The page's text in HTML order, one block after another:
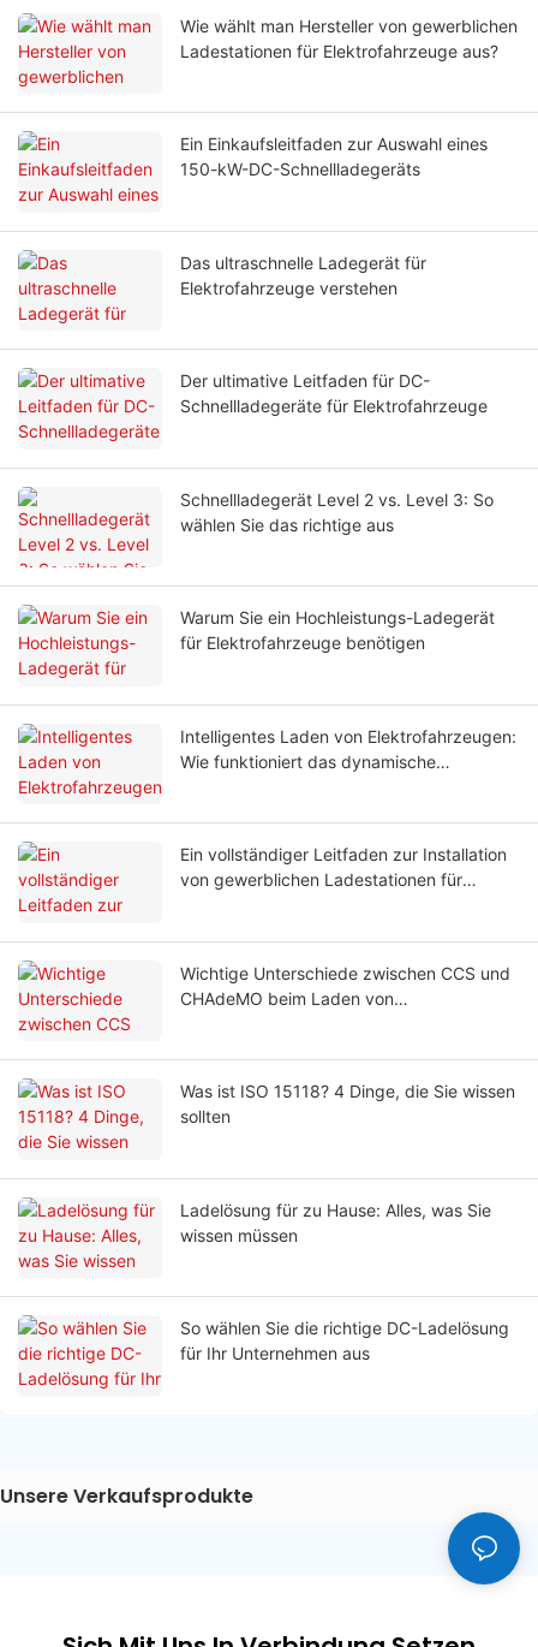
Wie wählt man Hersteller von gewerblichen
Ladestationen für Elektrofahrzeuge aus?
Ein Einkaufsleitfaden zur Auswahl eines
150-kW-DC-Schnellladegeräts
Das ultraschnelle Ladegerät für
Elektrofahrzeuge verstehen
Der ultimative Leitfaden für DC-
Schnellladegeräte für Elektrofahrzeuge
Schnellladegerät Level 2 vs. Level 3: So
wählen Sie das richtige aus
Warum Sie ein Hochleistungs-Ladegerät
für Elektrofahrzeuge benötigen
Intelligentes Laden von Elektrofahrzeugen:
Wie funktioniert das dynamische
Ein vollständiger Leitfaden zur Installation
von gewerblichen Ladestationen für
Wichtige Unterschiede zwischen CCS und
CHAdeMO beim Laden von
Was ist ISO 15118? 4 Dinge, die Sie wissen
sollten
Ladelösung für zu Hause: Alles, was Sie
wissen müssen
So wählen Sie die richtige DC-Ladelösung
für Ihr Unternehmen aus
Unsere Verkaufsprodukte